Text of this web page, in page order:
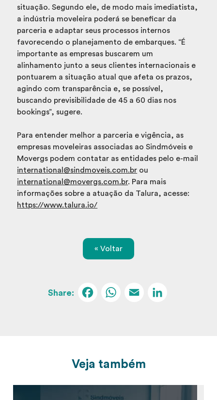
situação. Segundo ele, de modo mais imediatista,
a indústria moveleira poderá se beneficar da
parceria e adaptar seus processos internos
favorecendo o planejamento de embarques. “É
importante as empresas buscarem um
alinhamento junto a seus clientes internacionais e
pontuarem a situação atual que afeta os prazos,
agindo com transparência e, se possível,
buscando previsibilidade de 45 a 60 dias nos
bookings”, sugere.
Para entender melhor a parceria e vigência, as
empresas moveleiras associadas ao Sindmóveis e
Movergs podem contatar as entidades pelo e-mail
international@sindmoveis.com.br ou
international@movergs.com.br. Para mais
informações sobre a atuação da Talura, acesse:
https://www.talura.io/
« Voltar
Facebook
WhatsApp
Email
Veja também